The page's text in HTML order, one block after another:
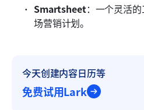
Smartsheet：一个灵活
场营销计划。
今天创建内容日历等
免费试用Lark